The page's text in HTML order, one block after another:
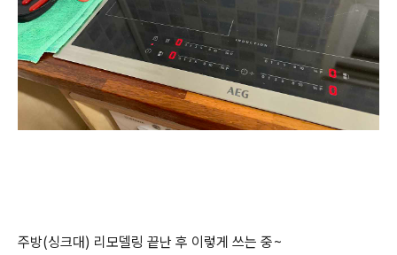
주방(싱크대) 리모델링 끝난 후 이렇게 쓰는 중~